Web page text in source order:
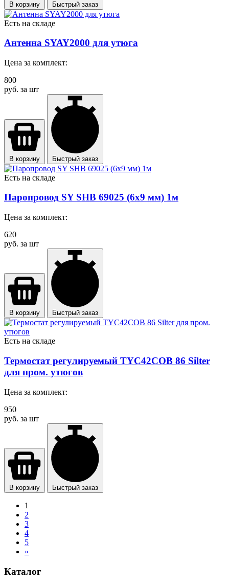
В корзину Быстрый заказ
Есть на складе
Антенна SYAY2000 для утюга
Цена за комплект:
800
руб. за шт
В корзину Быстрый заказ
Есть на складе
Паропровод SY SHB 69025 (6х9 мм) 1м
Цена за комплект:
620
руб. за шт
В корзину Быстрый заказ
Есть на складе
Термостат регулируемый TYC42COB 86 Silter
для пром. утюгов
Цена за комплект:
950
руб. за шт
В корзину Быстрый заказ
1
2
3
4
5
»
Каталог